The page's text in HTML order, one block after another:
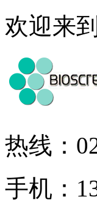
欢迎来
热线：
手机：